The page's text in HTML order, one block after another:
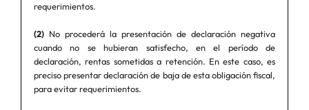
requerimientos.
(2)No procederá la presentación de declaración negativa
cuando no se hubieran satisfecho, en el período de
declaración, rentas sometidas a retención. En este caso, es
preciso presentar declaración de baja de esta obligación fiscal,
para evitar requerimientos.